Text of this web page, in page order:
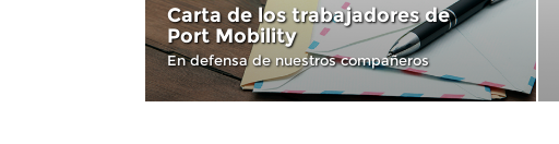
Carta de los trabajadores de
Port Mobility
En defensa de nuestros compañeros